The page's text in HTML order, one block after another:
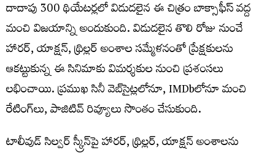
దాదాపు 300 థియేటర్లలో విడుదలైన ఈ చిత్రం బాక్సాఫీస్ వద్ద
మంచి విజయాన్ని అందుకుంది. విడుదలైన తొలి రోజు నుంచే
హారర్, యాక్షన్, థ్రిల్లర్ అంశాల సమ్మేళనంతో ప్రేక్షకులను
ఆకట్టుకున్న ఈ సినిమాకు విమర్శకుల నుంచి ప్రశంసలు
లభించాయి. ప్రముఖ సినీ వెబ్‌సైట్లలోనూ, IMDbలోనూ మంచి
రేటింగ్‌లు, పాజిటివ్ రివ్యూలు సొంతం చేసుకుంది.
టాలీవుడ్ సిల్వర్ స్క్రీన్‌పై హారర్, థ్రిల్లర్, యాక్షన్ అంశాలను